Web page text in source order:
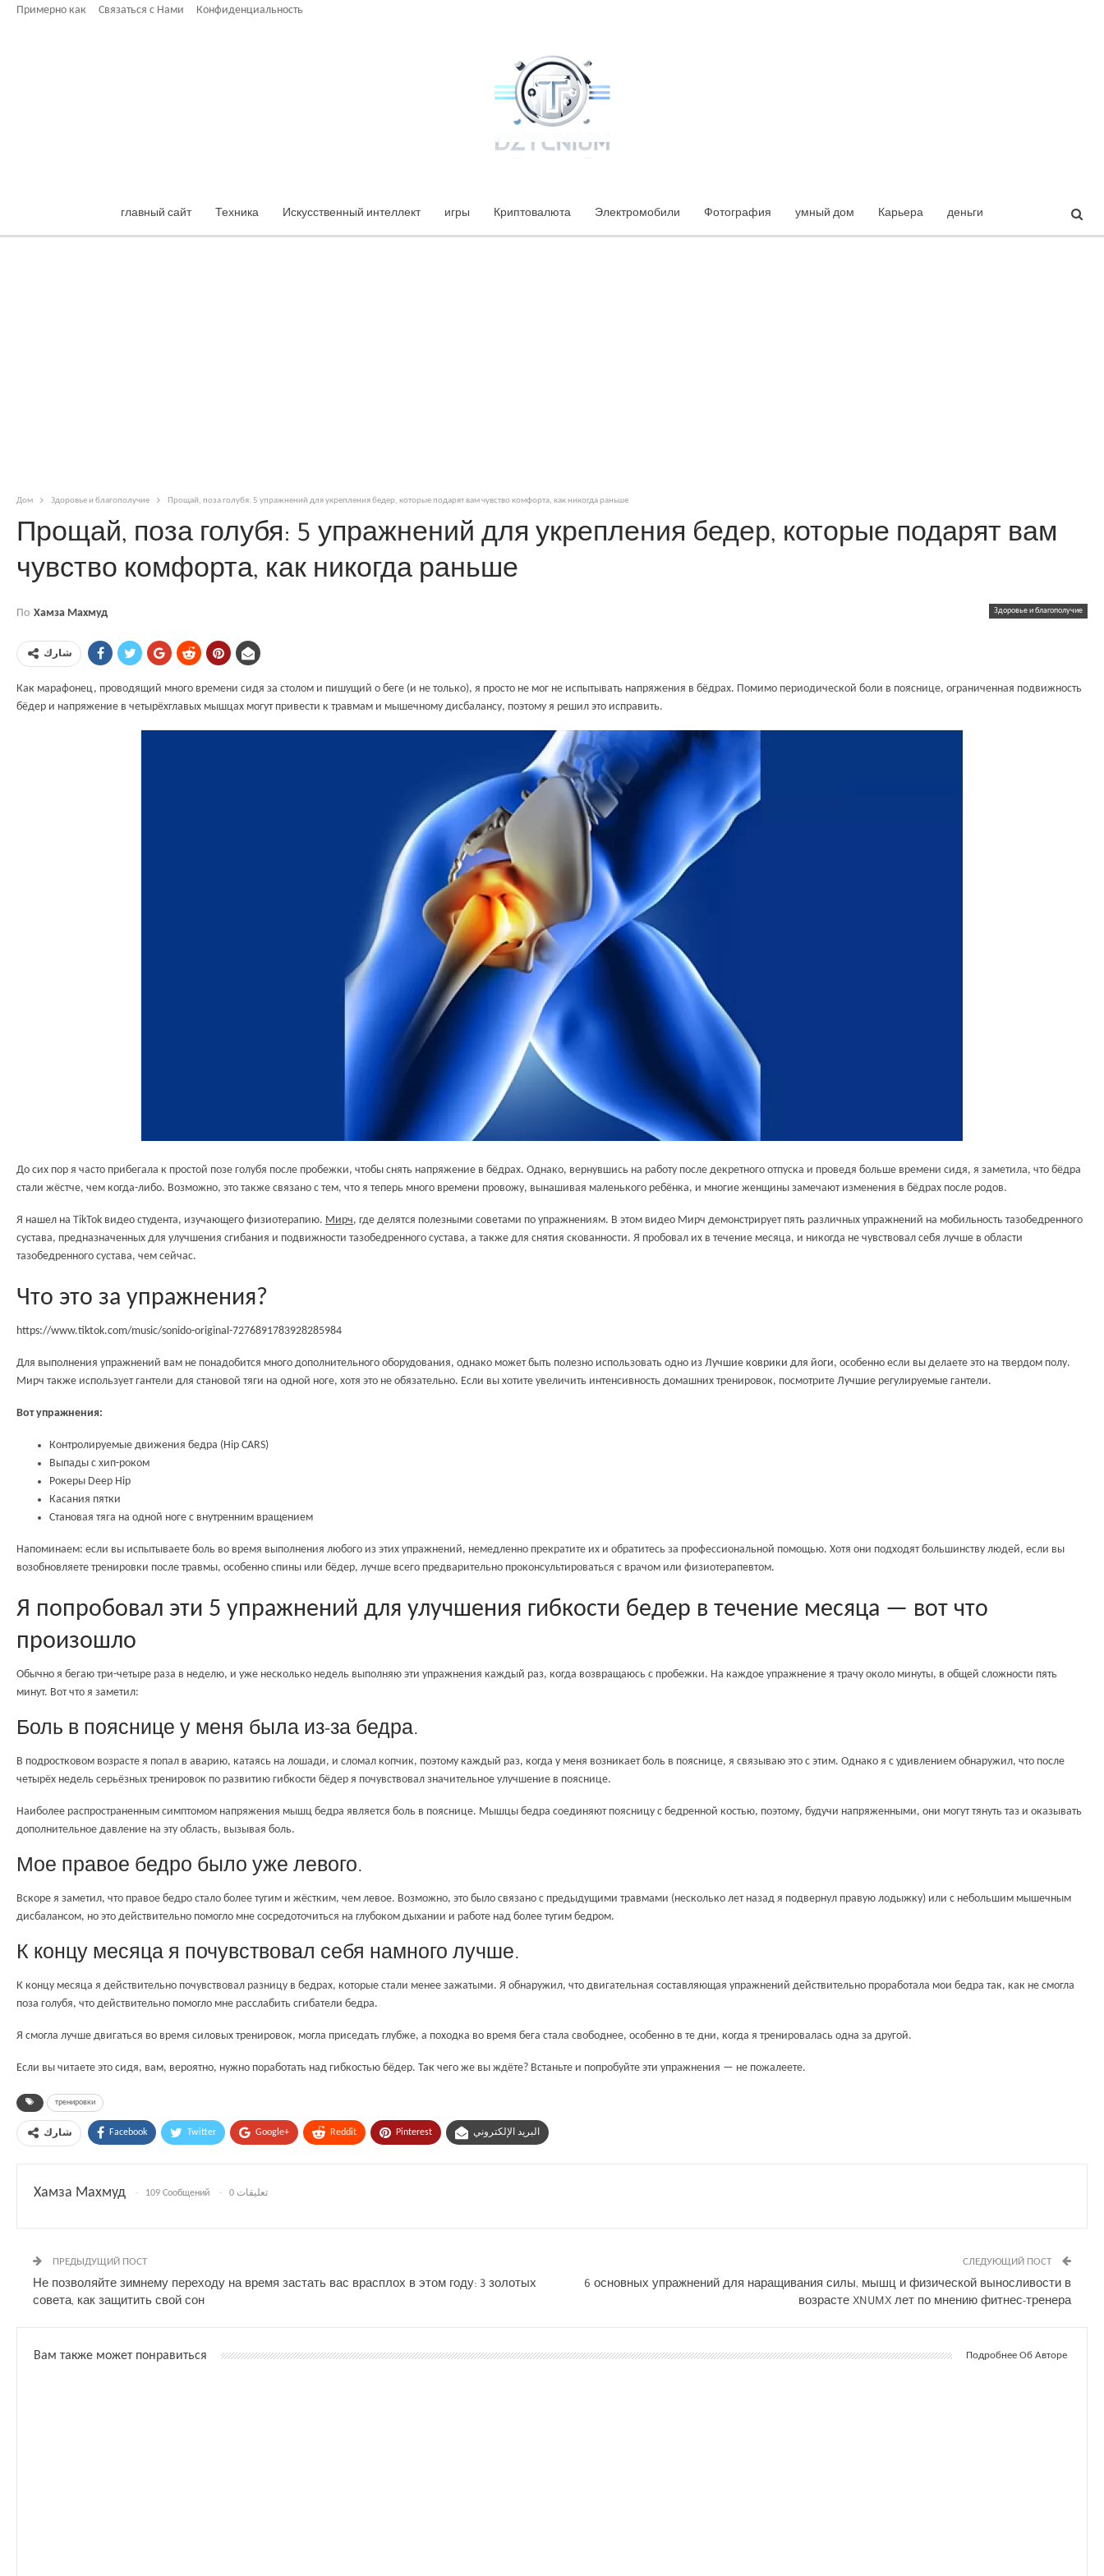
Примерно как Связаться с Нами Конфиденциальность
главный сайт Техника Искусственный интеллект игры Криптовалюта Электромобили Фотография умный дом Карьера деньги
Дом Здоровье и благополучие Прощай, поза голубя: 5 упражнений для укрепления бедер, которые подарят вам чувство комфорта, как никогда раньше
Прощай, поза голубя: 5 упражнений для укрепления бедер, которые подарят вам
чувство комфорта, как никогда раньше
Здоровье и благополучие
По Хамза Махмуд
شارك
Как марафонец, проводящий много времени сидя за столом и пишущий о беге (и не только), я просто не мог не испытывать напряжения в бёдрах. Помимо периодической боли в пояснице, ограниченная подвижность
бёдер и напряжение в четырёхглавых мышцах могут привести к травмам и мышечному дисбалансу, поэтому я решил это исправить.
До сих пор я часто прибегала к простой позе голубя после пробежки, чтобы снять напряжение в бёдрах. Однако, вернувшись на работу после декретного отпуска и проведя больше времени сидя, я заметила, что бёдра
стали жёстче, чем когда-либо. Возможно, это также связано с тем, что я теперь много времени провожу, вынашивая маленького ребёнка, и многие женщины замечают изменения в бёдрах после родов.
Я нашел на TikTok видео студента, изучающего физиотерапию. Мирч, где делятся полезными советами по упражнениям. В этом видео Мирч демонстрирует пять различных упражнений на мобильность тазобедренного
сустава, предназначенных для улучшения сгибания и подвижности тазобедренного сустава, а также для снятия скованности. Я пробовал их в течение месяца, и никогда не чувствовал себя лучше в области
тазобедренного сустава, чем сейчас.
Что это за упражнения?
https://www.tiktok.com/music/sonido-original-7276891783928285984
Для выполнения упражнений вам не понадобится много дополнительного оборудования, однако может быть полезно использовать одно из Лучшие коврики для йоги, особенно если вы делаете это на твердом полу.
Мирч также использует гантели для становой тяги на одной ноге, хотя это не обязательно. Если вы хотите увеличить интенсивность домашних тренировок, посмотрите Лучшие регулируемые гантели.
Вот упражнения:
Контролируемые движения бедра (Hip CARS)
Выпады с хип-роком
Рокеры Deep Hip
Касания пятки
Становая тяга на одной ноге с внутренним вращением
Напоминаем: если вы испытываете боль во время выполнения любого из этих упражнений, немедленно прекратите их и обратитесь за профессиональной помощью. Хотя они подходят большинству людей, если вы
возобновляете тренировки после травмы, особенно спины или бёдер, лучше всего предварительно проконсультироваться с врачом или физиотерапевтом.
Я попробовал эти 5 упражнений для улучшения гибкости бедер в течение месяца — вот что
произошло
Обычно я бегаю три-четыре раза в неделю, и уже несколько недель выполняю эти упражнения каждый раз, когда возвращаюсь с пробежки. На каждое упражнение я трачу около минуты, в общей сложности пять
минут. Вот что я заметил:
Боль в пояснице у меня была из-за бедра.
В подростковом возрасте я попал в аварию, катаясь на лошади, и сломал копчик, поэтому каждый раз, когда у меня возникает боль в пояснице, я связываю это с этим. Однако я с удивлением обнаружил, что после
четырёх недель серьёзных тренировок по развитию гибкости бёдер я почувствовал значительное улучшение в пояснице.
Наиболее распространенным симптомом напряжения мышц бедра является боль в пояснице. Мышцы бедра соединяют поясницу с бедренной костью, поэтому, будучи напряженными, они могут тянуть таз и оказывать
дополнительное давление на эту область, вызывая боль.
Мое правое бедро было уже левого.
Вскоре я заметил, что правое бедро стало более тугим и жёстким, чем левое. Возможно, это было связано с предыдущими травмами (несколько лет назад я подвернул правую лодыжку) или с небольшим мышечным
дисбалансом, но это действительно помогло мне сосредоточиться на глубоком дыхании и работе над более тугим бедром.
К концу месяца я почувствовал себя намного лучше.
К концу месяца я действительно почувствовал разницу в бедрах, которые стали менее зажатыми. Я обнаружил, что двигательная составляющая упражнений действительно проработала мои бедра так, как не смогла
поза голубя, что действительно помогло мне расслабить сгибатели бедра.
Я смогла лучше двигаться во время силовых тренировок, могла приседать глубже, а походка во время бега стала свободнее, особенно в те дни, когда я тренировалась одна за другой.
Если вы читаете это сидя, вам, вероятно, нужно поработать над гибкостью бёдер. Так чего же вы ждёте? Встаньте и попробуйте эти упражнения — не пожалеете.
тренировки
شارك Facebook Twitter Google+ Reddit Pinterest البريد الإلكتروني
Хамза Махмуд 109 Сообщений 0 تعليقات
ПРЕДЫДУЩИЙ ПОСТ
Не позволяйте зимнему переходу на время застать вас врасплох в этом году: 3 золотых
совета, как защитить свой сон
СЛЕДУЮЩИЙ ПОСТ
6 основных упражнений для наращивания силы, мышц и физической выносливости в
возрасте XNUMX лет по мнению фитнес-тренера
Вам также может понравиться Подробнее Об Авторе